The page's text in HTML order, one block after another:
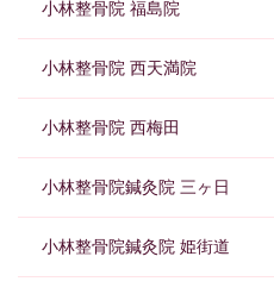
小林整骨院 福島院
小林整骨院 西天満院
小林整骨院 西梅田
小林整骨院鍼灸院 三ヶ日
小林整骨院鍼灸院 姫街道